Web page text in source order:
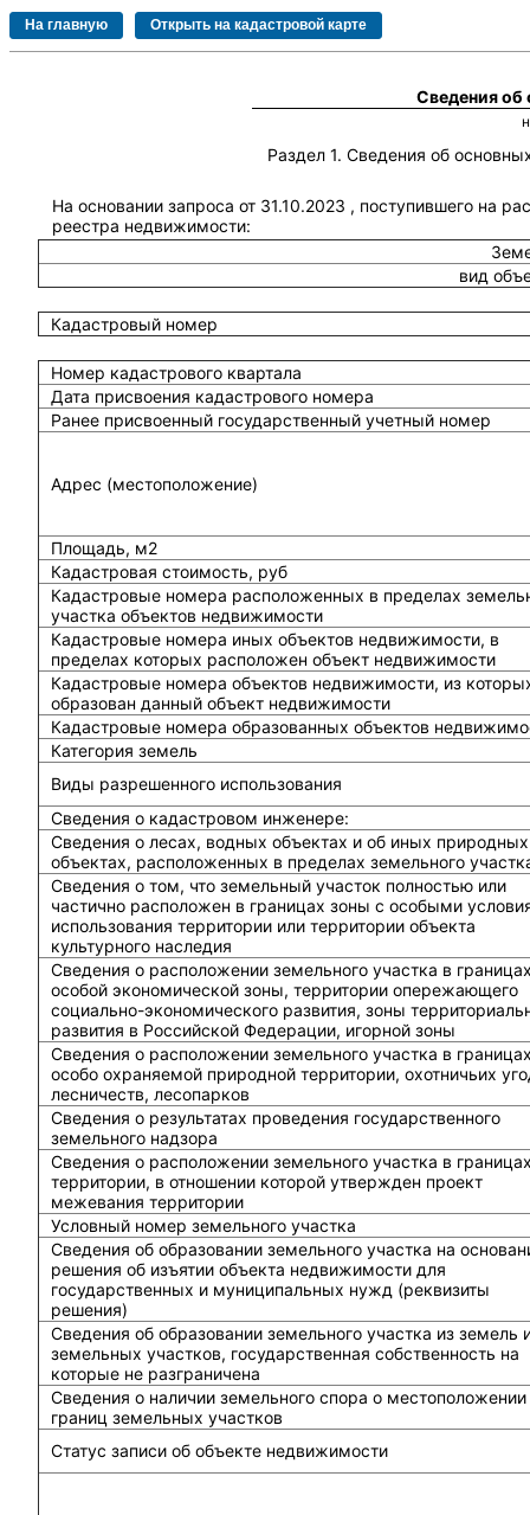
Сведения
Раздел 1. Сведения об
На основании запроса от 31.10.2023 , поступившего на
реестра недвижимости:
вид
Кадастровый номер
Номер кадастрового квартала
Дата присвоения кадастрового номера
Ранее присвоенный государственный учетный номер
Адрес (местоположение)
Площадь, м2
Кадастровая стоимость, руб
Кадастровые номера расположенных в пределах
участка объектов недвижимости
Кадастровые номера иных объектов недвижимости, в
пределах которых расположен объект недвижимости
Кадастровые номера объектов недвижимости, из
образован данный объект недвижимости
Кадастровые номера образованных объектов
Категория земель
Виды разрешенного использования
Сведения о кадастровом инженере:
Cведения о лесах, водных объектах и об иных природных
объектах, расположенных в пределах земельного
Сведения о том, что земельный участок полностью или
частично расположен в границах зоны с особыми
использования территории или территории объекта
культурного наследия
Сведения о расположении земельного участка в
особой экономической зоны, территории опережающего
социально-экономического развития, зоны
развития в Российской Федерации, игорной зоны
Сведения о расположении земельного участка в
особо охраняемой природной территории, охотничьих
лесничеств, лесопарков
Сведения о результатах проведения государственного
земельного надзора
Сведения о расположении земельного участка в
территории, в отношении которой утвержден проект
межевания территории
Условный номер земельного участка
Сведения об образовании земельного участка на
решения об изъятии объекта недвижимости для
государственных и муниципальных нужд (реквизиты
решения)
Сведения об образовании земельного участка из земель
земельных участков, государственная собственность на
которые не разграничена
Сведения о наличии земельного спора о местоположении
границ земельных участков
Статус записи об объекте недвижимости